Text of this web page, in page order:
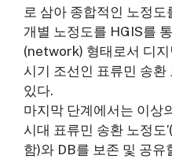
로 삼아 종합적인 노정
개별 노정도를 HGIS를
(network) 형태로서 디지
시기 조선인 표류민 송환
있다.
마지막 단계에서는 이상
시대 표류민 송환 노정도
함)와 DB를 보존 및 공